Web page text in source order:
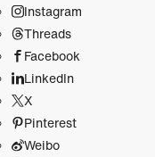
Instagram
Threads
Facebook
LinkedIn
X
Pinterest
Weibo